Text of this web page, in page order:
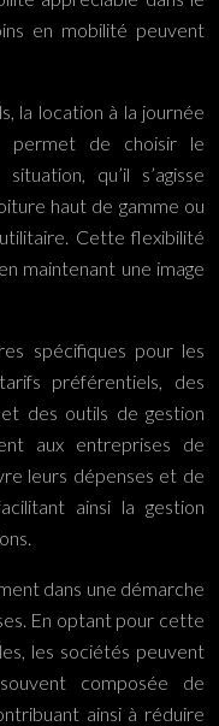
en mobilité peuvent
la location à la journée
permet de choisir le
qu’il s’agisse
haut de gamme ou
Cette flexibilité
maintenant une image
spécifiques pour les
préférentiels, des
des outils de gestion
aux entreprises de
leurs dépenses et de
ainsi la gestion
dans une démarche
En optant pour cette
les sociétés peuvent
composée de
ainsi à réduire